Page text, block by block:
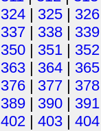
324 | 325 | 326
337 | 338 | 339
350 | 351 | 352
363 | 364 | 365
376 | 377 | 378
389 | 390 | 391
402 | 403 | 404